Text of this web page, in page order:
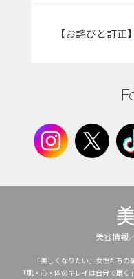
【お詫びと訂正】
美容情報
「美しくなりたい」女性たち
「肌・心・体のキレイは自分で磨